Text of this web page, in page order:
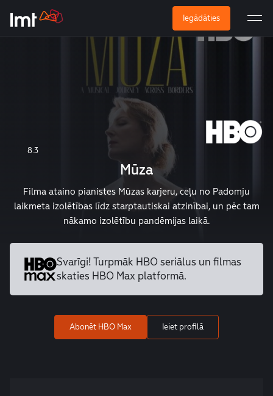
Iegādāties
8.3
Mūza
Filma ataino pianistes Mūzas karjeru, ceļu no Padomju
laikmeta izolētības līdz starptautiskai atzinībai, un pēc tam
nākamo izolētību pandēmijas laikā.
Svarīgi! Turpmāk HBO seriālus un filmas
skaties HBO Max platformā.
Abonēt HBO Max Ieiet profilā